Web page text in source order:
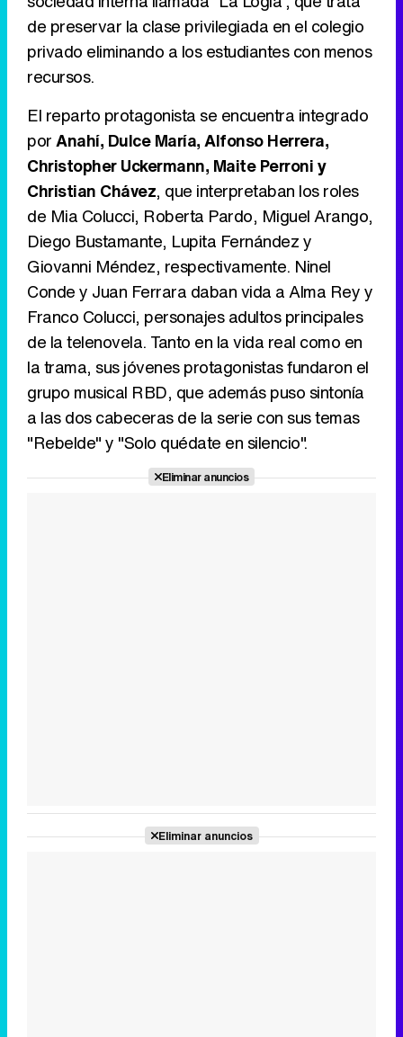
Canción ganadora de Eurovisión 2026: DARA con "Bangaranga" por Bulgaria
de preservar la clase privilegiada en el colegio
privado eliminando a los estudiantes con menos
recursos.
El reparto protagonista se encuentra integrado
porAnahí, Dulce María, Alfonso Herrera,
Christopher Uckermann, Maite Perroni y
Christian Chávez, que interpretaban los roles
de Mia Colucci, Roberta Pardo, Miguel Arango,
Diego Bustamante, Lupita Fernández y
Giovanni Méndez, respectivamente. Ninel
Conde y Juan Ferrara daban vida a Alma Rey y
Franco Colucci, personajes adultos principales
de la telenovela. Tanto en la vida real como en
la trama, sus jóvenes protagonistas fundaron el
grupo musical RBD, que además puso sintonía
a las dos cabeceras de la serie con sus temas
"Rebelde" y "Solo quédate en silencio".
Eliminar anuncios
Eliminar anuncios